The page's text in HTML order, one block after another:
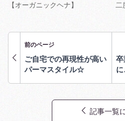
【オーガニックヘナ】
二
前のページ
ご自宅での再現性が高い
パーマスタイル☆
に
記事一覧